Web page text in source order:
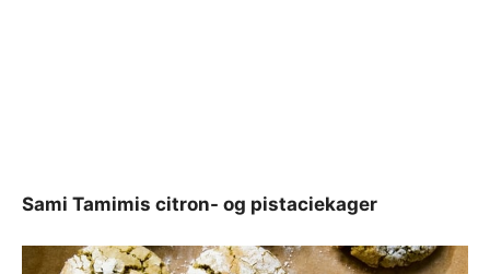
Sami Tamimis citron- og pistaciekager